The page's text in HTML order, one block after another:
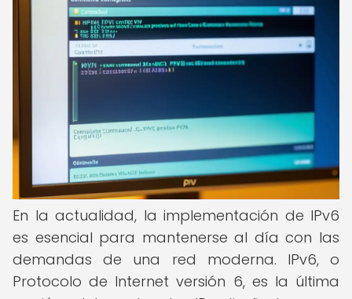
En la actualidad, la implementación de IPv6
es esencial para mantenerse al día con las
demandas de una red moderna. IPv6, o
Protocolo de Internet versión 6, es la última